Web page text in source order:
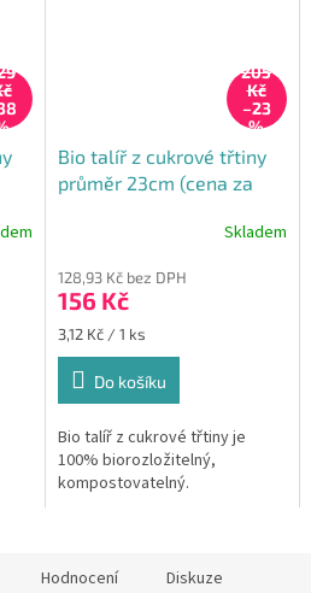
205
Kč
–23
%
Bio talíř z cukrové třtiny
průměr 23cm (cena za
produktu
je
5,0
hvězdiček.
Skladem
128,93 Kč bez DPH
156 Kč
Měrná
cena:
3,12 Kč / 1 ks
Do košíku
Bio talíř z cukrové třtiny je
100% biorozložitelný,
kompostovatelný.
Hodnocení Diskuze